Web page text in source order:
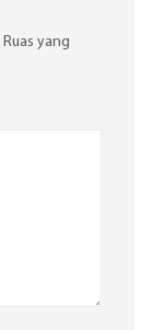
Ruas yang